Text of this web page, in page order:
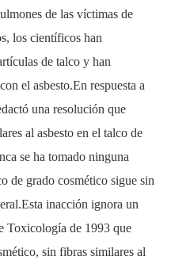
de las víctimas de
los científicos han
de talco y han
el asbesto.En respuesta a
una resolución que
al asbesto en el talco de
se ha tomado ninguna
de grado cosmético sigue sin
inacción ignora un
Toxicología de 1993 que
sin fibras similares al